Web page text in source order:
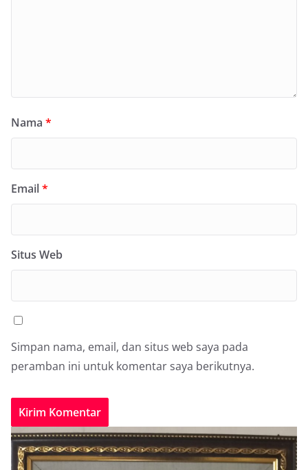
Nama *
Email*
Situs Web
Simpan nama, email, dan situs web saya pada
peramban ini untuk komentar saya berikutnya.